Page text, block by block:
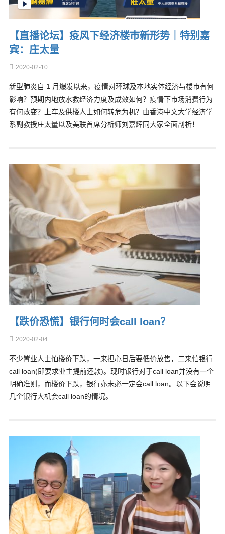
【直播论坛】疫风下经济楼巿新形势｜特别嘉
宾：庄太量
2020-02-10
新型肺炎自 1 月爆发以来，疫情对环球及本地实体经济与楼巿有何
影响？预期内地放水救经济力度及成效如何？疫情下巿场消费行为
有何改变？上车及供楼人士如何转危为机？由香港中文大学经济学
系副教授庄太量以及美联首席分析师刘嘉辉同大家全面剖析！
【跌价恐慌】银行何时会call loan？
2020-02-04
不少置业人士怕楼价下跌，一来担心日后要低价放售，二来怕银行
call loan(即要求业主提前还款)。现时银行对于call loan并没有一个
明确准则，而楼价下跌，银行亦未必一定会call loan。以下会说明
几个银行大机会call loan的情况。